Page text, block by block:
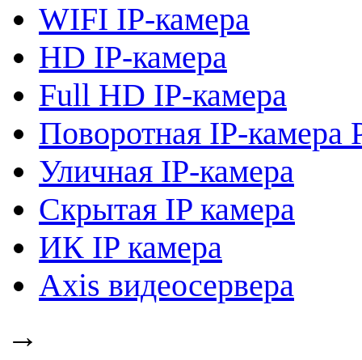
WIFI IP-камера
HD IP-камера
Full HD IP-камера
Поворотная IP-камера
Уличная IP-камера
Скрытая IP камера
ИК IP камера
Axis видеосервера
→